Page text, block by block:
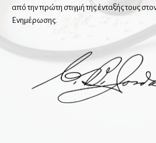
Ιατροί εργασίας
Καρδιολόγοι
Ειδικοί καρδιολόγοι
Καρδιαγγειακή απεικόνιση
από την πρώτη στιγμή της ένταξής τους
Ενημέρωσης.